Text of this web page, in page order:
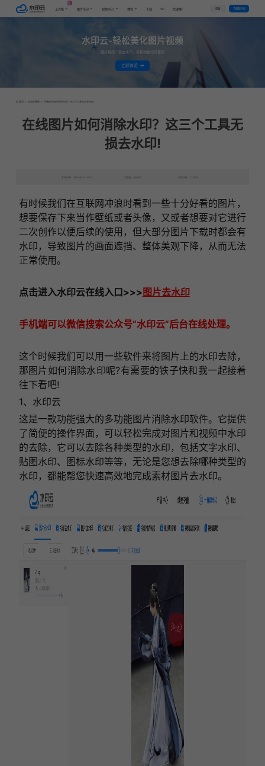
工具集 图片水印 视频水印 教程 下载 VIP 代理推广 登录 下载客户端
水印云-轻松美化图片视频
图片视频一键去水印，手机电脑均可使用
立即体验
首页 > 水印云教程 > 在线图片如何消除水印？这三个工具无损去水印!
在线图片如何消除水印？这三个工具无
损去水印!
发布日期：2023-09-14 18:10 发表者：去水印 浏览次数：11191次
有时候我们在互联网冲浪时看到一些十分好看的图片，
想要保存下来当作壁纸或者头像，又或者想要对它进行
二次创作以便后续的使用，但大部分图片下载时都会有
水印，导致图片的画面遮挡、整体美观下降，从而无法
正常使用。
点击进入水印云在线入口>>>图片去水印
手机端可以微信搜索公众号“水印云”后台在线处理。
这个时候我们可以用一些软件来将图片上的水印去除，
那图片如何消除水印呢?有需要的铁子快和我一起接着
往下看吧!
1、水印云
这是一款功能强大的多功能图片消除水印软件。它提供
了简便的操作界面，可以轻松完成对图片和视频中水印
的去除，它可以去除各种类型的水印，包括文字水印、
贴图水印、图标水印等等，无论是您想去除哪种类型的
水印，都能帮您快速高效地完成素材图片去水印。